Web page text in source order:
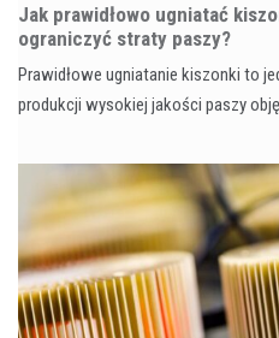
Jak prawidłowo ugniatać
ograniczyć straty paszy?
Prawidłowe ugniatanie kiszonki to
produkcji wysokiej jakości paszy